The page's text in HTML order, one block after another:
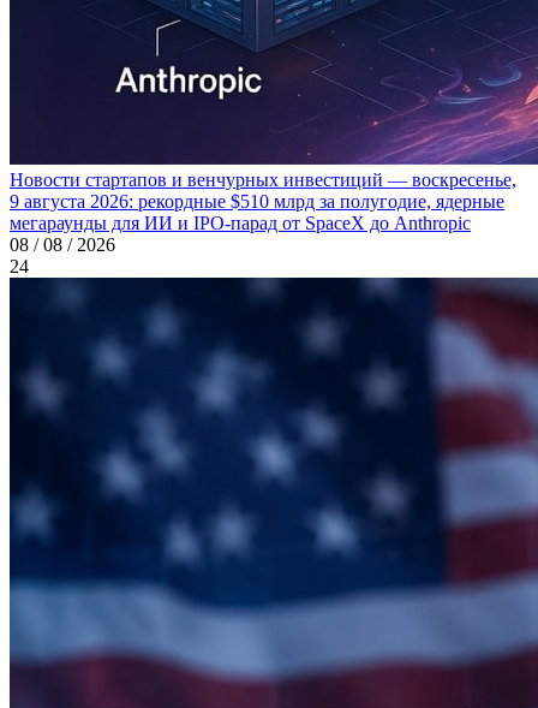
Новости стартапов и венчурных инвестиций — воскресенье,
9 августа 2026: рекордные $510 млрд за полугодие, ядерные
мегараунды для ИИ и IPO-парад от SpaceX до Anthropic
08 / 08 / 2026
24